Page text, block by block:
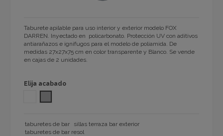
Taburete apilable para uso interior y exterior modelo FOX
DARREN. Inyectado en policarbonato. Protección UV con aditivos
antiarañazos e ignífugos para el modelo de poliamida. De
medidas 27x27x75 cm en color transparente y Blanco. Se vende
en cajas de 2 unidades.
Elija acabado
taburetes de bar
sillas terraza bar exterior
taburetes de bar resol